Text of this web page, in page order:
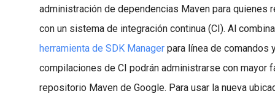
administración de dependencias Maven para quienes
con un sistema de integración continua (CI). Al
herramienta de SDK Manager para línea de comandos
compilaciones de CI podrán administrarse con mayor
repositorio Maven de Google. Para usar la nueva